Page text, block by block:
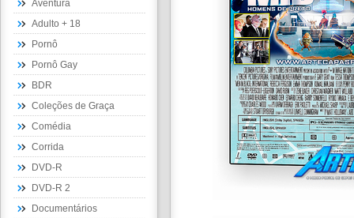
Aventura
Adulto + 18
Pornô
Pornô Gay
BDR
Coleções de Graça
Comédia
Corrida
DVD-R
DVD-R 2
Documentários